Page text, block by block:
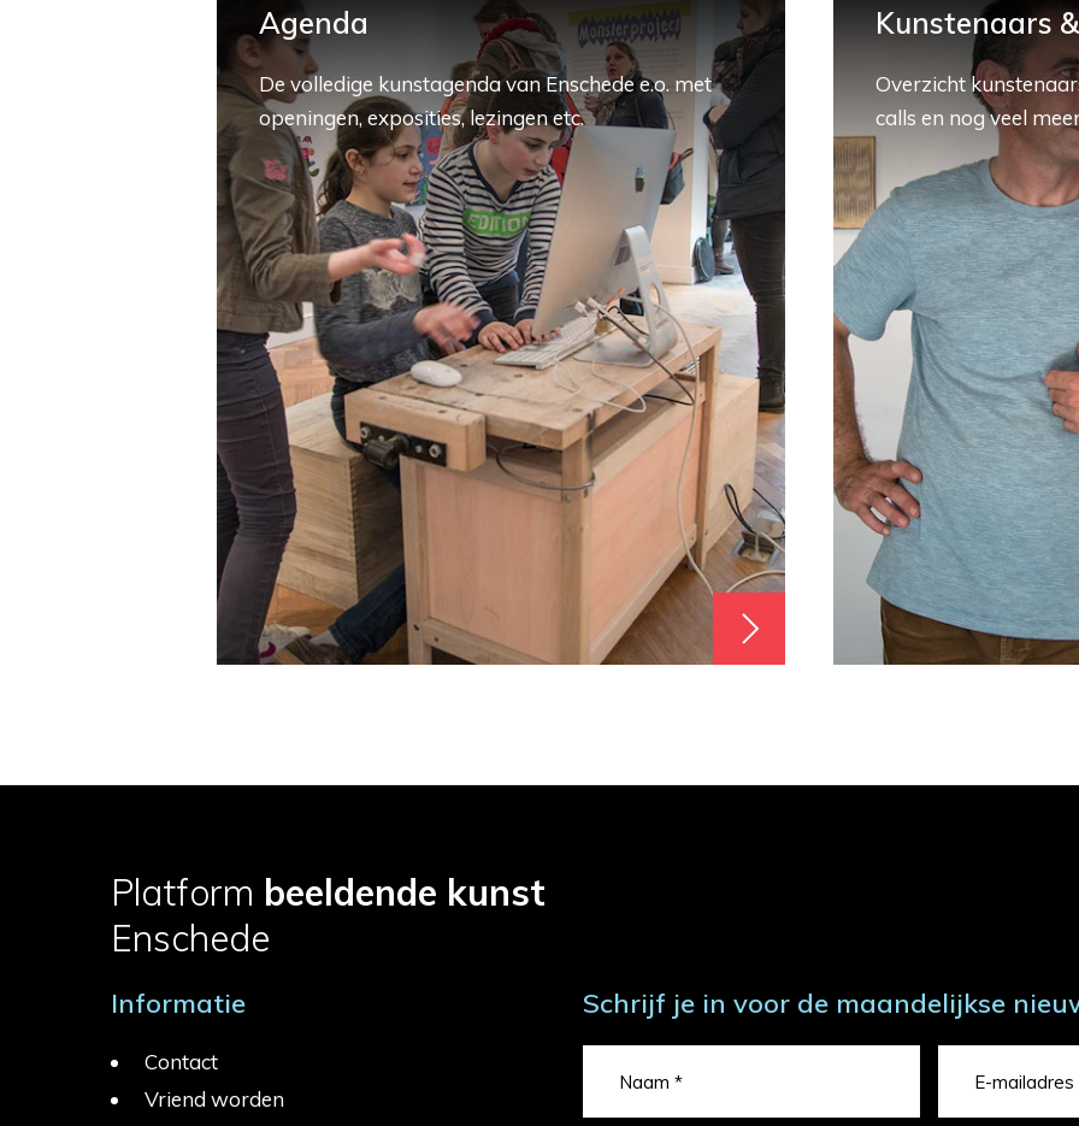
Agenda
De volledige kunstagenda van Enschede e.o. met
openingen, exposities, lezingen etc.
Kunstenaars
Overzicht
calls en nog veel
Platform beeldende kunst
Enschede
Informatie
Contact
Vriend worden
Schrijf je in voor de maandelijkse